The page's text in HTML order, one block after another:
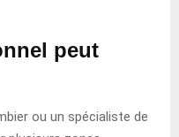
peut
ou un spécialiste de